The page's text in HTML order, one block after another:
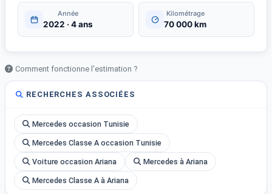
Année
2022 · 4 ans
Kilométrage
70 000 km
Comment fonctionne l'estimation ?
RECHERCHES ASSOCIÉES
Mercedes occasion Tunisie
Mercedes Classe A occasion Tunisie
Voiture occasion Ariana Mercedes à Ariana
Mercedes Classe A à Ariana